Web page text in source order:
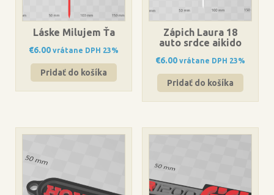
Láske Milujem Ťa
€6.00 vrátane DPH 23%
Pridať do košíka
Zápich Laura 18
auto srdce aikido
€6.00 vrátane DPH 23%
Pridať do košíka